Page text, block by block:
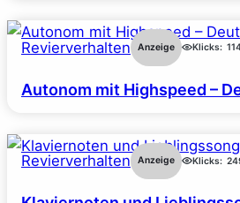
Revierverhalten Anzeige Klicks:
Autonom mit Highspeed –
Revierverhalten Anzeige Klicks: